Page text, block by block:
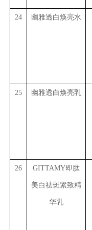
24 幽雅透白焕亮水
25 幽雅透白焕亮乳
26 GITTAMY即肽
美白祛斑紧致精
华乳